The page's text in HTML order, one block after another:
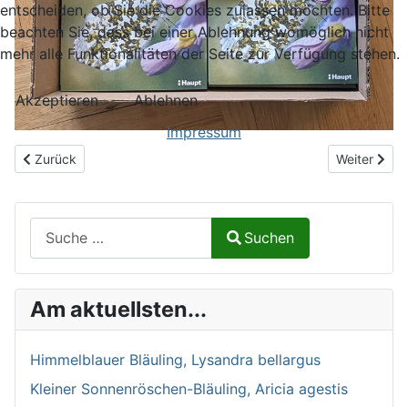
Vorheriger Beitrag: Bonusmaterial in Arbeit
Zurück Nächster
Weiter
Suchen
Am aktuellsten...
Himmelblauer Bläuling, Lysandra bellargus
Kleiner Sonnenröschen-Bläuling, Aricia agestis
entscheiden, ob Sie die Cookies zulassen möchten. Bitte
beachten Sie, dass bei einer Ablehnung womöglich nicht
mehr alle Funktionalitäten der Seite zur Verfügung stehen.
Akzeptieren
Ablehnen
Impressum